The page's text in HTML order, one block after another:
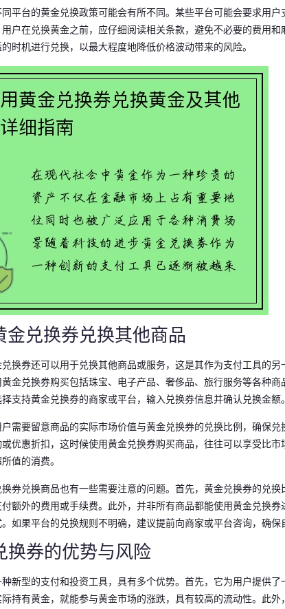
平台的黄金兑换政策可能会有所不同。某些平台可能会要求用
户在兑换黄金之前，应仔细阅读相关条款，避免不必要的费用和
时机进行兑换，以最大程度地降低价格波动带来的风险。
金兑换券兑换其他商品
换券还可以用于兑换其他商品或服务，这是其作为支付工具的
金兑换券购买包括珠宝、电子产品、奢侈品、旅行服务等各种
支持黄金兑换券的商家或平台，输入兑换券信息并确认兑换金额。
需要留意商品的实际市场价值与黄金兑换券的兑换比例，确保
优惠折扣，这时候使用黄金兑换券购买商品，往往可以享受比
值的消费。
券兑换商品也有一些需要注意的问题。首先，黄金兑换券的兑
额外的费用或手续费。此外，并非所有商品都能使用黄金兑换
如果平台的兑换规则不明确，建议提前向商家或平台咨询，确保
换券的优势与风险
新型的支付和投资工具，具有多个优势。首先，它为用户提供
持有黄金，就能参与黄金市场的涨跌，具有较高的流动性。此